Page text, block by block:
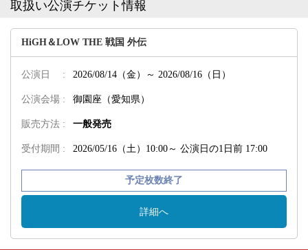
取扱い公演チケット情報
HiGH＆LOW THE 戦国 外伝
公演日 : 2026/08/14（金）～ 2026/08/16（日）
公演会場 : 御園座（愛知県）
販売方法 : 一般発売
受付期間 : 2026/05/16（土）10:00～ 公演日の1日前 17:00
予定枚数終了
詳細へ